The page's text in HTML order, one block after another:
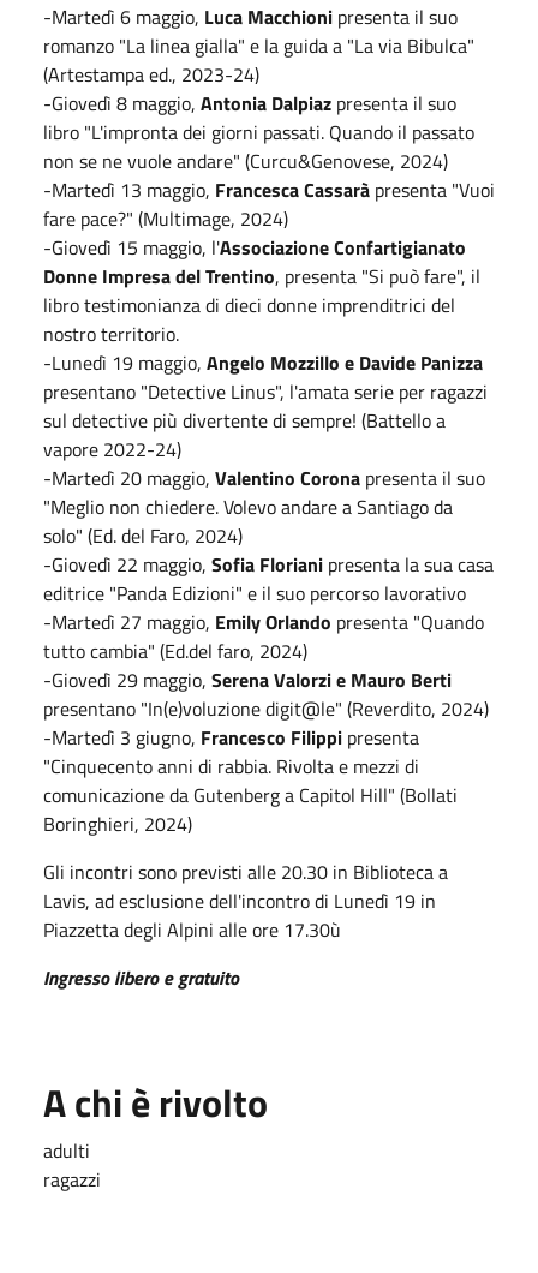
-Martedì 6 maggio, Luca Macchioni presenta il suo
romanzo "La linea gialla" e la guida a "La via Bibulca"
(Artestampa ed., 2023-24)
-Giovedì 8 maggio, Antonia Dalpiaz presenta il suo
libro "L'impronta dei giorni passati. Quando il passato
non se ne vuole andare" (Curcu&Genovese, 2024)
-Martedì 13 maggio, Francesca Cassarà presenta "Vuoi
fare pace?" (Multimage, 2024)
-Giovedì 15 maggio, l'Associazione Confartigianato
Donne Impresa del Trentino, presenta "Si può fare", il
libro testimonianza di dieci donne imprenditrici del
nostro territorio.
-Lunedì 19 maggio, Angelo Mozzillo e Davide Panizza
presentano "Detective Linus", l'amata serie per ragazzi
sul detective più divertente di sempre! (Battello a
vapore 2022-24)
-Martedì 20 maggio, Valentino Corona presenta il suo
"Meglio non chiedere. Volevo andare a Santiago da
solo" (Ed. del Faro, 2024)
-Giovedì 22 maggio, Sofia Floriani presenta la sua casa
editrice "Panda Edizioni" e il suo percorso lavorativo
-Martedì 27 maggio, Emily Orlando presenta "Quando
tutto cambia" (Ed.del faro, 2024)
-Giovedì 29 maggio, Serena Valorzi e Mauro Berti
presentano "In(e)voluzione digit@le" (Reverdito, 2024)
-Martedì 3 giugno, Francesco Filippi presenta
"Cinquecento anni di rabbia. Rivolta e mezzi di
comunicazione da Gutenberg a Capitol Hill" (Bollati
Boringhieri, 2024)
Gli incontri sono previsti alle 20.30 in Biblioteca a
Lavis, ad esclusione dell'incontro di Lunedì 19 in
Piazzetta degli Alpini alle ore 17.30ù
Ingresso libero e gratuito
A chi è rivolto
adulti
ragazzi